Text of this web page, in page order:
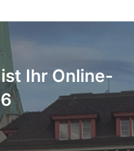
ist Ihr Online-